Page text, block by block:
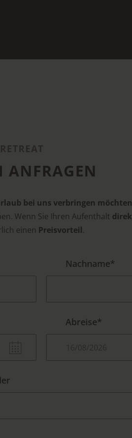
ANFRAGEN
bei uns verbringen
Wenn Sie Ihren Aufenthalt
einen Preisvorteil.
Nachname*
Abreise*